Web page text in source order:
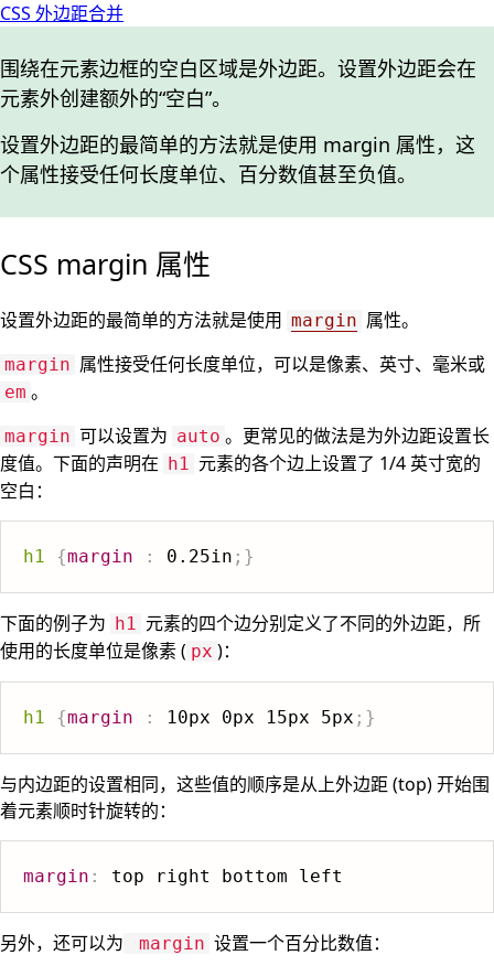
CSS 外边距合并
围绕在元素边框的空白区域是外边距。设置外边距会在
元素外创建额外的“空白”。
设置外边距的最简单的方法就是使用 margin 属性，这
个属性接受任何长度单位、百分数值甚至负值。
CSS margin 属性
设置外边距的最简单的方法就是使用 margin 属性。
margin 属性接受任何长度单位，可以是像素、英寸、毫米或
em 。
margin 可以设置为 auto 。更常见的做法是为外边距设置长
度值。下面的声明在 h1 元素的各个边上设置了 1/4 英寸宽的
空白：
h1 {margin : 0.25in ; }
下面的例子为 h1 元素的四个边分别定义了不同的外边距，所
使用的长度单位是像素 ( px )：
h1 {margin : 10px 0px 15px 5px ; }
与内边距的设置相同，这些值的顺序是从上外边距 (top) 开始围
着元素顺时针旋转的：
margin :
另外，还可以为 margin 设置一个百分比数值：